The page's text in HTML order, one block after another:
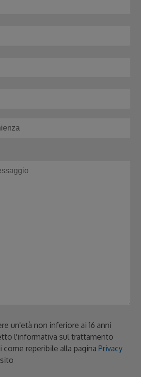
un'età non inferiore ai 16 anni
l'informativa sul trattamento
come reperibile alla paginaPrivacy